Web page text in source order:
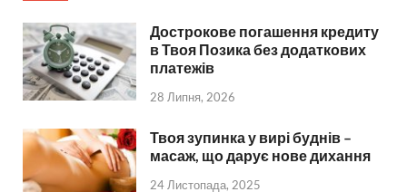
Дострокове погашення кредиту
в Твоя Позика без додаткових
платежів
28 Липня, 2026
Твоя зупинка у вирі буднів –
масаж, що дарує нове дихання
24 Листопада, 2025